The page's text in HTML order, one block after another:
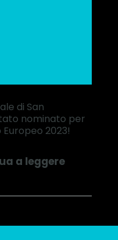
di San
nominato per
2023!
a leggere